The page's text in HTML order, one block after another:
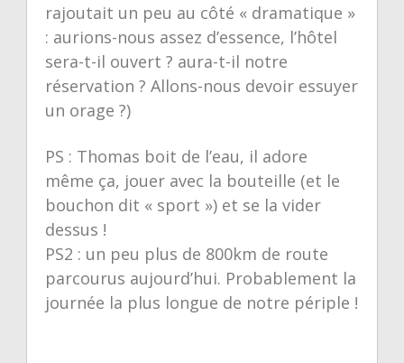
rajoutait un peu au côté « dramatique »
: aurions-nous assez d’essence, l’hôtel
sera-t-il ouvert ? aura-t-il notre
réservation ? Allons-nous devoir essuyer
un orage ?)
PS : Thomas boit de l’eau, il adore
même ça, jouer avec la bouteille (et le
bouchon dit « sport ») et se la vider
dessus !
PS2 : un peu plus de 800km de route
parcourus aujourd’hui. Probablement la
journée la plus longue de notre périple !